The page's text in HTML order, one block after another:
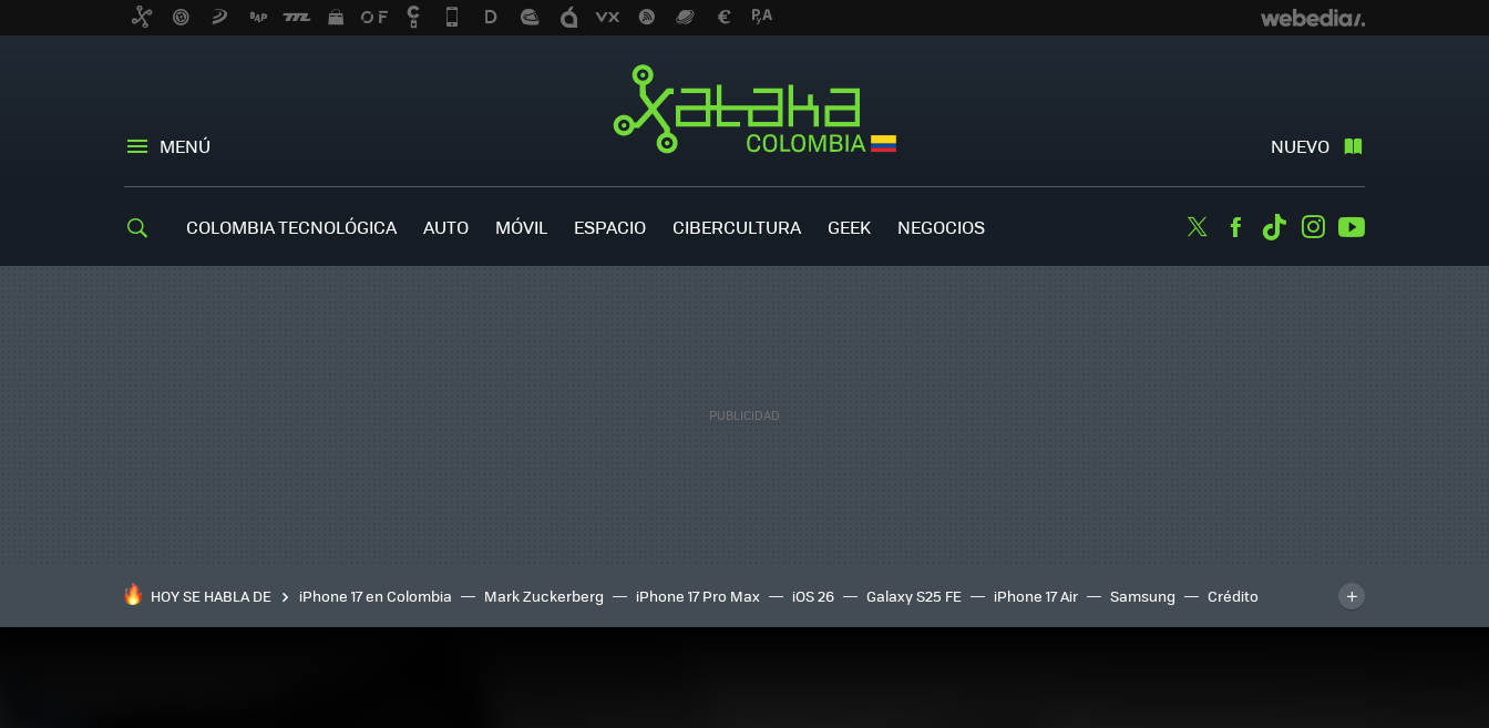
MENÚ NUEVO
COLOMBIA TECNOLÓGICA AUTO MÓVIL ESPACIO CIBERCULTURA GEEK NEGOCIOS TwitterFacebook
TiktokInstagram
HOY SE HABLA DE iPhone 17 en Colombia Mark Zuckerberg iPhone 17 Pro Max iOS 26 Galaxy S25 FE iPhone 17 Air Samsung
Crédito
inteligente
IA TCL C8K